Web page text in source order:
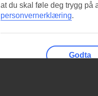
at du skal føle deg trygg på
personvernerklæring.
Godta